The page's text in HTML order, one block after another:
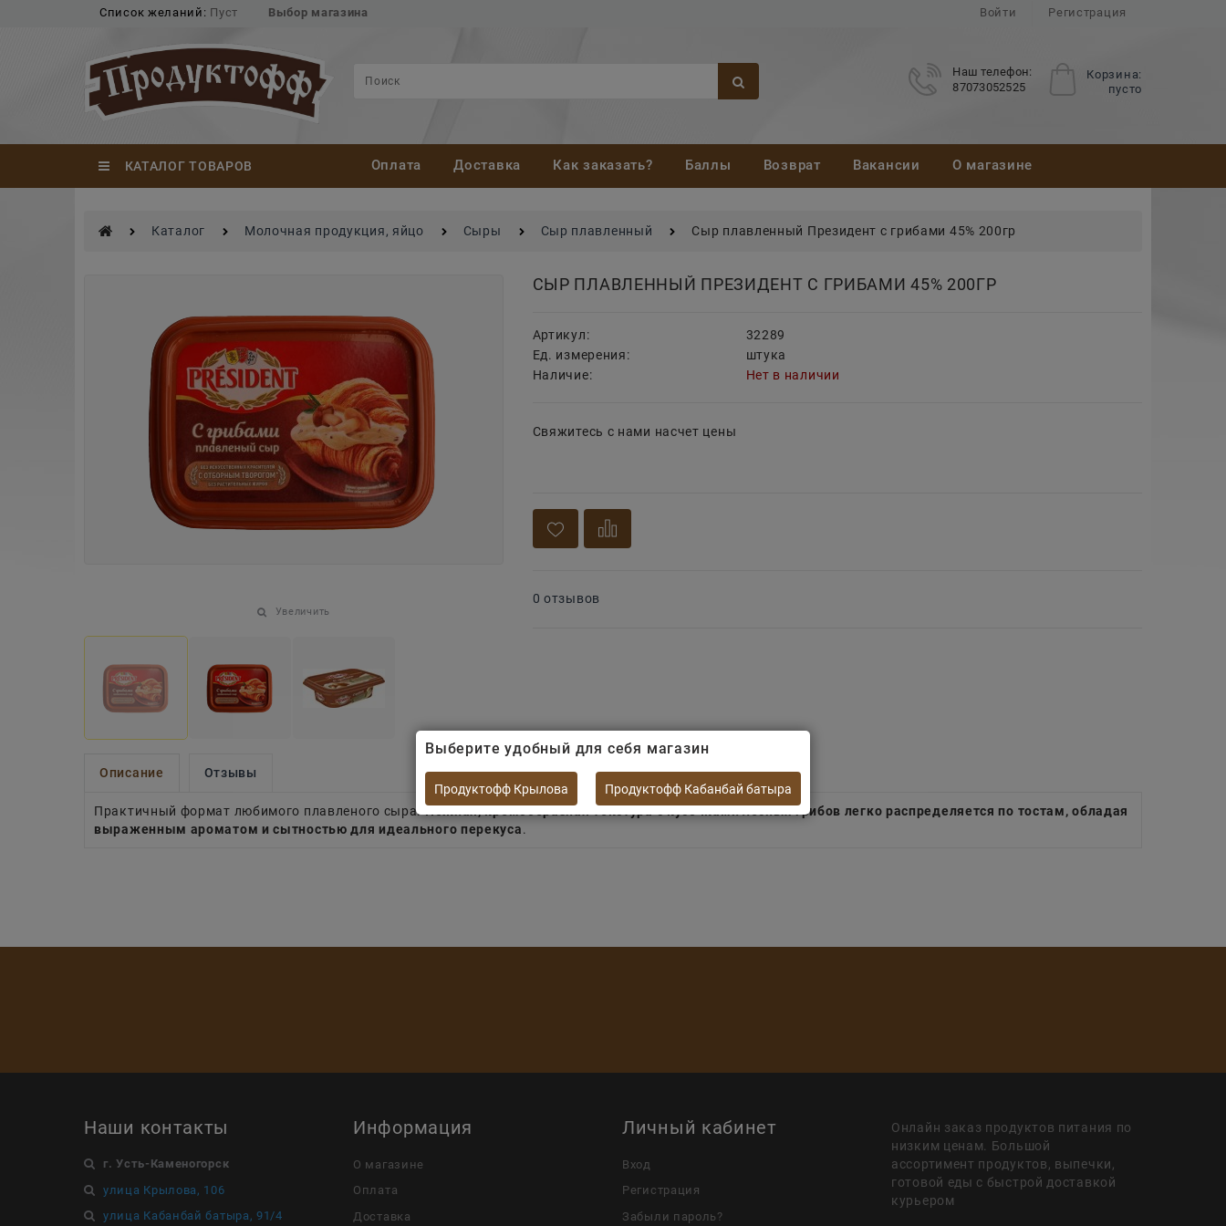
Список желаний: Пуст Выбор магазина Войти Регистрация
Корзина:
пусто
Наш телефон:
87073052525
КАТАЛОГ ТОВАРОВ Оплата Доставка Как заказать? Баллы Возврат Вакансии О магазине
Каталог Молочная продукция, яйцо Сыры Сыр плавленный Сыр плавленный Президент с грибами 45% 200гр
Увеличить
СЫР ПЛАВЛЕННЫЙ ПРЕЗИДЕНТ С ГРИБАМИ 45% 200ГР
Артикул:
32289
Ед. измерения:
штука
Наличие:
Нет в наличии
Свяжитесь с нами насчет цены
0 отзывов
Описание Отзывы
Практичный формат любимого плавленого сыра.Нежная, кремообразная текстура с кусочками лесных грибов легко распределяется по тостам, обладая
выраженным ароматом и сытностью для идеального перекуса.
Наши контакты
г. Усть-Каменогорск
улица Крылова, 106
улица Кабанбай батыра, 91/4
Информация
О магазине
Оплата
Доставка
Личный кабинет
Вход
Регистрация
Забыли пароль?
Онлайн заказ продуктов питания по
низким ценам. Большой
ассортимент продуктов, выпечки,
готовой еды с быстрой доставкой
курьером
Выберите удобный для себя магазин
Продуктофф Крылова Продуктофф Кабанбай батыра